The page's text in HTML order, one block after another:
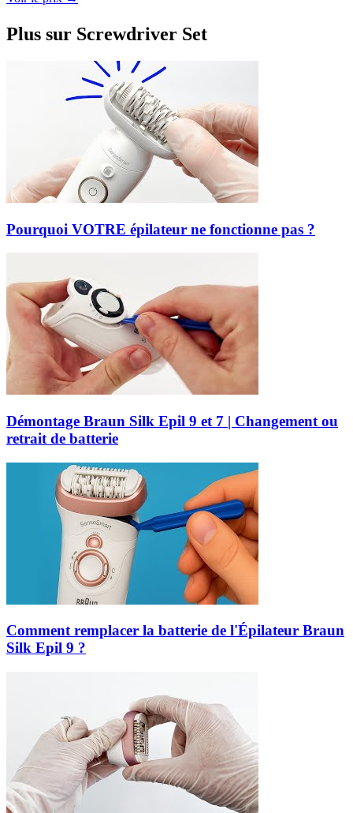
Plus sur Screwdriver Set
Pourquoi VOTRE épilateur ne fonctionne pas ?
Démontage Braun Silk Epil 9 et 7 | Changement ou
retrait de batterie
Comment remplacer la batterie de l'Épilateur Braun
Silk Epil 9 ?